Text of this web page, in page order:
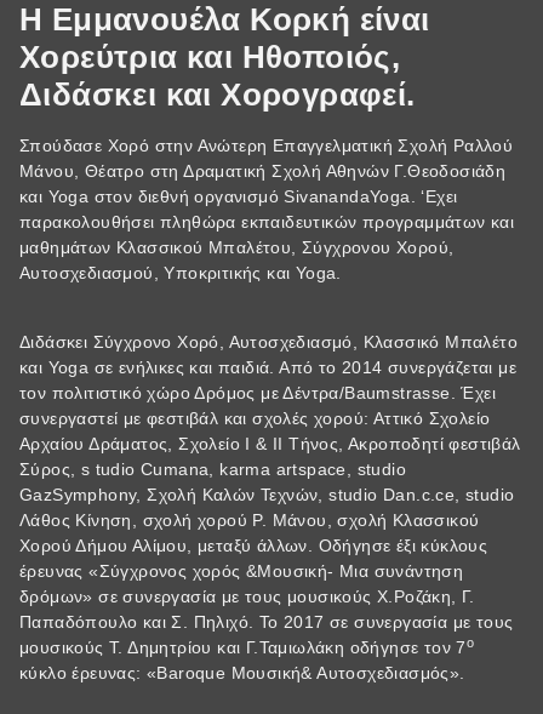
Η Εμμανουέλα Κορκή είναι
Χορεύτρια και Ηθοποιός,
Διδάσκει και Χορογραφεί.
Σπούδασε Χορό στην Ανώτερη Επαγγελματική Σχολή Ραλλού
Μάνου, Θέατρο στη Δραματική Σχολή Αθηνών Γ.Θεοδοσιάδη
και Yoga στον διεθνή οργανισμό SivanandaYoga. ‘Eχει
παρακολουθήσει πληθώρα εκπαιδευτικών προγραμμάτων και
μαθημάτων Κλασσικού Μπαλέτου, Σύγχρονου Χορού,
Αυτοσχεδιασμού, Υποκριτικής και Yoga.
Διδάσκει Σύγχρονο Χορό, Αυτοσχεδιασμό, Κλασσικό Μπαλέτο
και Yoga σε ενήλικες και παιδιά. Από το 2014 συνεργάζεται με
τον πολιτιστικό χώρο Δρόμος με Δέντρα/Baumstrasse. Έχει
συνεργαστεί με φεστιβάλ και σχολές χορού: Αττικό Σχολείο
Αρχαίου Δράματος, Σχολείο Ι & ΙΙ Τήνος, Ακροποδητί φεστιβάλ
Σύρος, s tudio Cumana, karma artspace, studio
GazSymphony, Σχολή Καλών Τεχνών, studio Dan.c.ce, studio
Λάθος Κίνηση, σχολή χορού Ρ. Μάνου, σχολή Κλασσικού
Χορού Δήμου Αλίμου, μεταξύ άλλων. Οδήγησε έξι κύκλους
έρευνας «Σύγχρονος χορός &Μουσική- Μια συνάντηση
δρόμων» σε συνεργασία με τους μουσικούς Χ.Ροζάκη, Γ.
Παπαδόπουλο και Σ. Πηλιχό. Το 2017 σε συνεργασία με τους
μουσικούς Τ. Δημητρίου και Γ.Ταμιωλάκη οδήγησε τον 7ο
κύκλο έρευνας: «Baroque Μουσική& Αυτοσχεδιασμός».